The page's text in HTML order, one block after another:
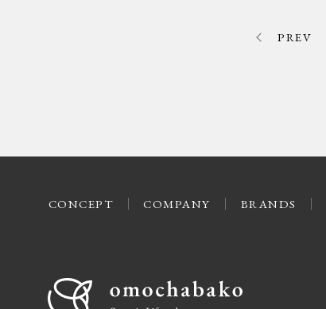
PREV
CONCEPT COMPANY BRANDS